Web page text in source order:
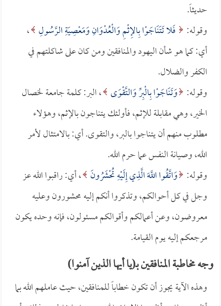
حديثاً.
وقوله:
فَلا تَتَنَاجَوْا بِالإِثْمِ وَالْعُدْوَانِ وَمَعْصِيَةِ الرَّسُولِ ،
أي: كما هو شأن اليهود والمنافقين ومن كان على شاكلتهم في
الكفر والضلال.
وقوله: وَتَنَاجَوْا بِالْبِرِّ وَالتَّقْوَى ، البر: كلمة جامعة لخصال
الخير، وهي مقابلة للإثم، فأولئك يتناجون بالإثم، وهؤلاء
مطلوب منهم أن يتناجوا بالبر، والتقوى. أي: بالامتثال لأمر
الله، وصيانة النفس عما حرم الله.
وقوله: وَاتَّقُوا اللَّهَ الَّذِي إِلَيْهِ تُحْشَرُونَ ، أي: راقبوا الله عز
وجل في كل أحوالكم، وتذكروا أنكم إليه محشورون وعليه
معروضون، وعن أعمالكم وأقوالكم مسئولون، فإنه وحده يكون
مرجعكم إليه يوم القيامة.
وجه مخاطبة المنافقين بـ(يا أيها الذين آمنوا)
وهذه الآية يجوز أن تكون خطاباً للمنافقين، حيث عاملهم الله بما